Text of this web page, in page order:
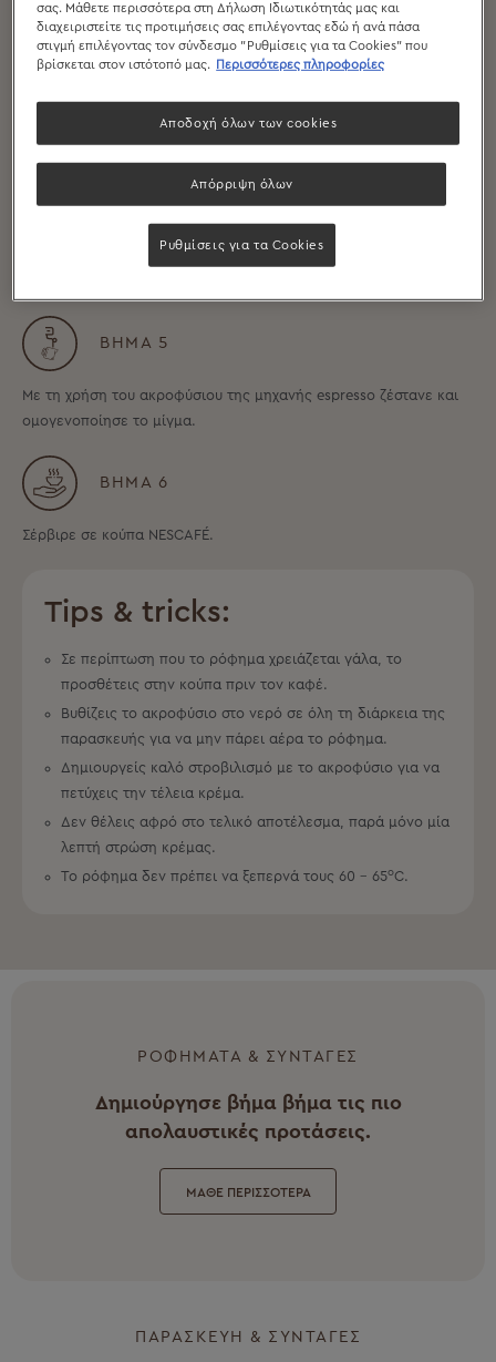
Πρόσθεσε 5 gr NESCAFÉ.
Πρόσθεσε ζάχαρη εφόσον το επιθυμείς.
ΒΉΜΑ 4
Πρόσθεσε 250 ml νερό σε θερμοκρασία δωματίου και ανακάτεψε
ΒΉΜΑ 5
Με τη χρήση του ακροφύσιου της μηχανής espresso ζέστανε και
ομογενοποίησε το μίγμα.
ΒΉΜΑ 6
Σέρβιρε σε κούπα NESCAFÉ.
Tips & tricks:
Σε περίπτωση που το ρόφημα χρειάζεται γάλα, το
προσθέτεις στην κούπα πριν τον καφέ.
Βυθίζεις το ακροφύσιο στο νερό σε όλη τη διάρκεια της
παρασκευής για να μην πάρει αέρα το ρόφημα.
Δημιουργείς καλό στροβιλισμό με το ακροφύσιο για να
πετύχεις την τέλεια κρέμα.
Δεν θέλεις αφρό στο τελικό αποτέλεσμα, παρά μόνο μία
λεπτή στρώση κρέμας.
Το ρόφημα δεν πρέπει να ξεπερνά τους 60 – 65oC.
ΡΟΦΗΜΑΤΑ & ΣΥΝΤΑΓΕΣ
Δημιούργησε βήμα βήμα τις πιο
απολαυστικές προτάσεις.
ΜΑΘΕ ΠΕΡΙΣΣΟΤΕΡΑ
ΠΑΡΑΣΚΕΥΉ & ΣΥΝΤΑΓΈΣ
σας. Μάθετε περισσότερα στη Δήλωση Ιδιωτικότητάς μας και
διαχειριστείτε τις προτιμήσεις σας επιλέγοντας εδώ ή ανά πάσα
στιγμή επιλέγοντας τον σύνδεσμο "Ρυθμίσεις για τα Cookies" που
βρίσκεται στον ιστότοπό μας.
Περισσότερες πληροφορίες
Απόρριψη όλων
Αποδοχή όλων των cookies
Ρυθμίσεις για τα Cookies